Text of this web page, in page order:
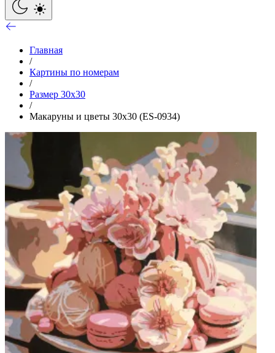
Главная
/
Картины по номерам
/
Размер 30x30
/
Макаруны и цветы 30х30 (ES-0934)